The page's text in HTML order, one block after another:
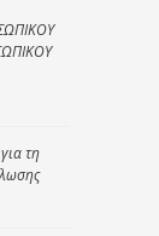
τη